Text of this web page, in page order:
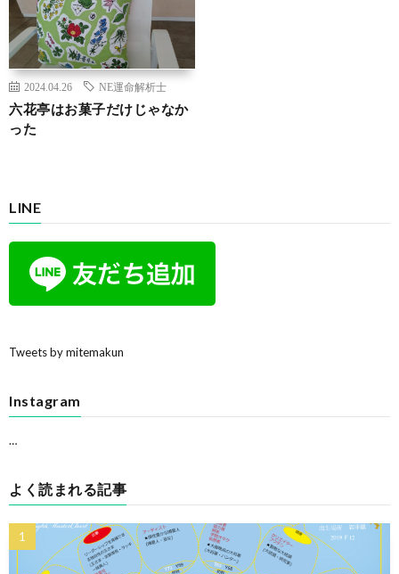
2024.04.26 NE運命解析士
六花亭はお菓子だけじゃなか
った
LINE
Tweets by mitemakun
Instagram
…
よく読まれる記事